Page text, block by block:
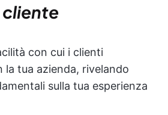
cliente
con cui i clienti
la tua azienda, rivelando
sulla tua esperienza